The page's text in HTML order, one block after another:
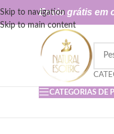
Skip to navigation
Skip to main content
Envio grátis em
CATEGORIAS DE